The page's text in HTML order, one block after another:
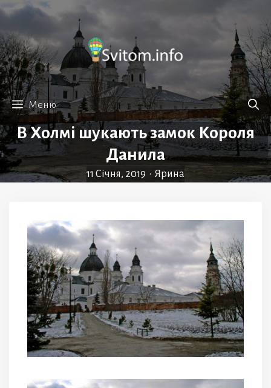
Перейти
вмісту
Меню
В Холмі шукають замок Короля
Данила
11 Січня, 2019 • Ярина